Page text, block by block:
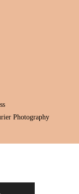
Photography